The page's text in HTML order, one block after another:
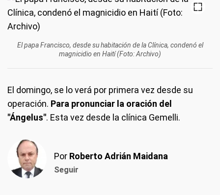
El papa Francisco, desde su habitación de la Clínica, condenó el
magnicidio en Haití (Foto: Archivo)
El domingo, se lo verá por primera vez desde su
operación. Para pronunciar la oración del
"Ángelus". Esta vez desde la clínica Gemelli.
Por Roberto Adrián Maidana
Seguir